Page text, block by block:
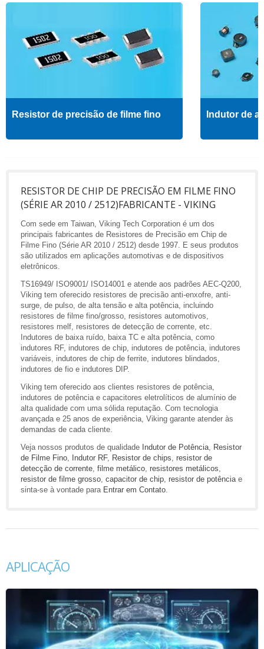
Resistor de precisão de filme fino Indutor de
RESISTOR DE CHIP DE PRECISÃO EM FILME FINO
(SÉRIE AR 2010 / 2512)FABRICANTE - VIKING
Com sede em Taiwan, Viking Tech Corporation é um dos
principais fabricantes de Resistores de Precisão em Chip de
Filme Fino (Série AR 2010 / 2512) desde 1997. E seus produtos
são utilizados em aplicações automotivas e de dispositivos
eletrônicos.
TS16949/ ISO9001/ ISO14001 e atende aos padrões AEC-Q200,
Viking tem oferecido resistores de precisão anti-enxofre, anti-
surge, de pulso, de alta tensão e alta potência, incluindo
resistores de filme fino/grosso, resistores automotivos,
resistores melf, resistores de detecção de corrente, etc.
Indutores de baixa ruído, baixa TC e alta potência, como
indutores RF, indutores de chip, indutores de potência, indutores
variáveis, indutores de chip de ferrite, indutores blindados,
indutores de fio e indutores DIP.
Viking tem oferecido aos clientes resistores de potência,
indutores de potência e capacitores eletrolíticos de alumínio de
alta qualidade com uma sólida reputação. Com tecnologia
avançada e 25 anos de experiência, Viking garante atender às
demandas de cada cliente.
Veja nossos produtos de qualidade Indutor de Potência Resistor
de Filme Fino Indutor RF, Resistor de chips resistor de
detecção de corrente filme metálico resistores metálicos
resistor de filme grosso capacitor de chip resistor de potência e
sinta-se à vontade para Entrar em Contato
APLICAÇÃO